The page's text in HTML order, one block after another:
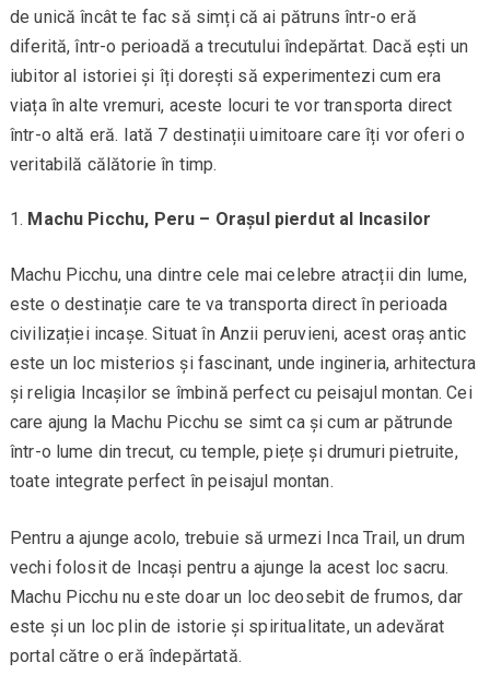
de unică încât te fac să simți că ai pătruns într-o eră
diferită, într-o perioadă a trecutului îndepărtat. Dacă ești un
iubitor al istoriei și îți dorești să experimentezi cum era
viața în alte vremuri, aceste locuri te vor transporta direct
într-o altă eră. Iată 7 destinații uimitoare care îți vor oferi o
veritabilă călătorie în timp.
Machu Picchu, Peru – Orașul pierdut al Incasilor
Machu Picchu, una dintre cele mai celebre atracții din lume,
este o destinație care te va transporta direct în perioada
civilizației incașe. Situat în Anzii peruvieni, acest oraș antic
este un loc misterios și fascinant, unde ingineria, arhitectura
și religia Incașilor se îmbină perfect cu peisajul montan. Cei
care ajung la Machu Picchu se simt ca și cum ar pătrunde
într-o lume din trecut, cu temple, piețe și drumuri pietruite,
toate integrate perfect în peisajul montan.
Pentru a ajunge acolo, trebuie să urmezi Inca Trail, un drum
vechi folosit de Incași pentru a ajunge la acest loc sacru.
Machu Picchu nu este doar un loc deosebit de frumos, dar
este și un loc plin de istorie și spiritualitate, un adevărat
portal către o eră îndepărtată.